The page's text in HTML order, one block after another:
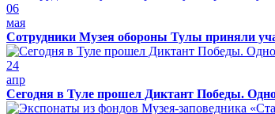
06
мая
Сотрудники Музея обороны Тулы приняли
24
апр
Сегодня в Туле прошел Диктант Победы.